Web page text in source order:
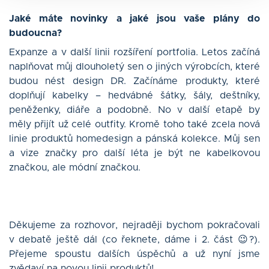
Jaké máte novinky a jaké jsou vaše plány do
budoucna?
Expanze a v další linii rozšíření portfolia. Letos začíná
naplňovat můj dlouholetý sen o jiných výrobcích, které
budou nést design DR. Začínáme produkty, které
doplňují kabelky – hedvábné šátky, šály, deštníky,
peněženky, diáře a podobně. No v další etapě by
měly přijít už celé outfity. Kromě toho také zcela nová
linie produktů homedesign a pánská kolekce. Můj sen
a vize značky pro další léta je být ne kabelkovou
značkou, ale módní značkou.
Děkujeme za rozhovor, nejraději bychom pokračovali
v debatě ještě dál (co řeknete, dáme i 2. část 😉?).
Přejeme spoustu dalších úspěchů a už nyní jsme